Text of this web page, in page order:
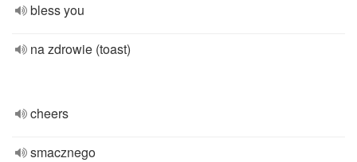
bless you
na zdrowie (toast)
cheers
smacznego